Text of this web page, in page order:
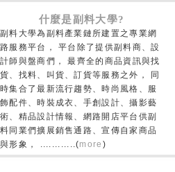
什麼是副料大學?
副料大學為副料產業鏈所建置之專業網
路服務平台， 平台除了提供副料商、設
計師與盤商們， 最齊全的商品資訊與找
貨、找料、叫貨、訂貨等服務之外， 同
時集合了最新流行趨勢、時尚風格、服
飾配件、時裝成衣、手創設計、攝影藝
術、精品設計情報、網路開店平台供副
料同業們擴展銷售通路、宣傳自家商品
與形象， ............(more )